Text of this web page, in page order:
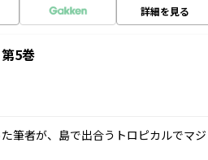
詳細を見る
5巻
筆者が、島で出合うトロピカルでマジ